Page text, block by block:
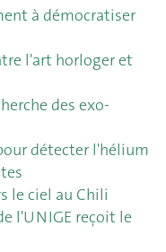
à démocratiser
l'art horloger et
des exo-
détecter l'hélium
le ciel au Chili
l'UNIGE reçoit le